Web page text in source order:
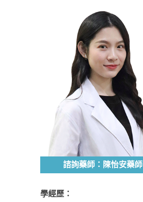
諮詢藥師：陳怡安藥師
學經歷：